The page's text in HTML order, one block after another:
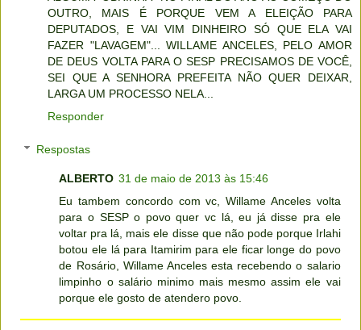
OUTRO, MAIS É PORQUE VEM A ELEIÇÃO PARA
DEPUTADOS, E VAI VIM DINHEIRO SÓ QUE ELA VAI
FAZER "LAVAGEM"... WILLAME ANCELES, PELO AMOR
DE DEUS VOLTA PARA O SESP PRECISAMOS DE VOCÊ,
SEI QUE A SENHORA PREFEITA NÃO QUER DEIXAR,
LARGA UM PROCESSO NELA...
Responder
Respostas
ALBERTO 31 de maio de 2013 às 15:46
Eu tambem concordo com vc, Willame Anceles volta
para o SESP o povo quer vc lá, eu já disse pra ele
voltar pra lá, mais ele disse que não pode porque Irlahi
botou ele lá para Itamirim para ele ficar longe do povo
de Rosário, Willame Anceles esta recebendo o salario
limpinho o salário minimo mais mesmo assim ele vai
porque ele gosto de atendero povo.